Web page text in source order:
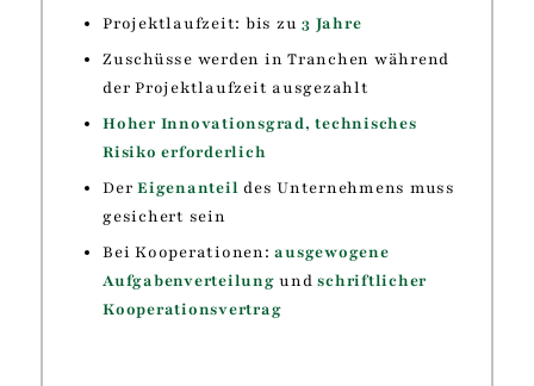
Projektlaufzeit: bis zu3 Jahre
Zuschüsse werden in Tranchen während
der Projektlaufzeit ausgezahlt
Hoher Innovationsgrad, technisches
Risiko erforderlich
DerEigenanteil des Unternehmens muss
gesichert sein
Bei Kooperationen:ausgewogene
Aufgabenverteilung undschriftlicher
Kooperationsvertrag